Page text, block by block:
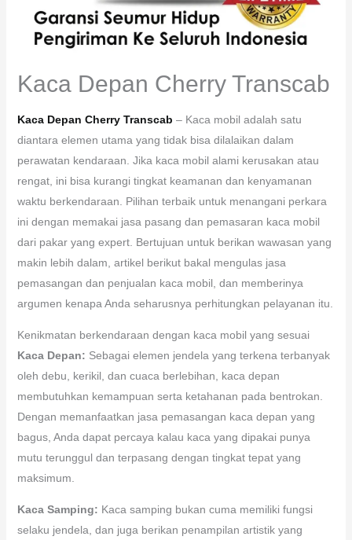
Kaca Depan Cherry Transcab
Kaca Depan Cherry Transcab – Kaca mobil adalah satu
diantara elemen utama yang tidak bisa dilalaikan dalam
perawatan kendaraan. Jika kaca mobil alami kerusakan atau
rengat, ini bisa kurangi tingkat keamanan dan kenyamanan
waktu berkendaraan. Pilihan terbaik untuk menangani perkara
ini dengan memakai jasa pasang dan pemasaran kaca mobil
dari pakar yang expert. Bertujuan untuk berikan wawasan yang
makin lebih dalam, artikel berikut bakal mengulas jasa
pemasangan dan penjualan kaca mobil, dan memberinya
argumen kenapa Anda seharusnya perhitungkan pelayanan itu.
Kenikmatan berkendaraan dengan kaca mobil yang sesuai
Kaca Depan: Sebagai elemen jendela yang terkena terbanyak
oleh debu, kerikil, dan cuaca berlebihan, kaca depan
membutuhkan kemampuan serta ketahanan pada bentrokan.
Dengan memanfaatkan jasa pemasangan kaca depan yang
bagus, Anda dapat percaya kalau kaca yang dipakai punya
mutu terunggul dan terpasang dengan tingkat tepat yang
maksimum.
Kaca Samping: Kaca samping bukan cuma memiliki fungsi
selaku jendela, dan juga berikan penampilan artistik yang